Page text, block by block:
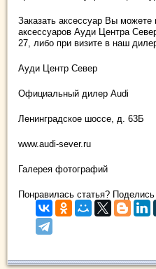
Заказать аксессуар Вы можете
аксессуаров Ауди Центра
27, либо при визите в наш
Ауди Центр Север
Официальный дилер Audi
Ленинградское шоссе, д. 63Б
www.audi-sever.ru
Галерея фотографий
Понравилась статья?